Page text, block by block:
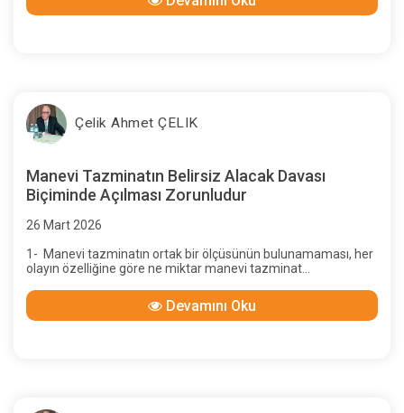
Çelik Ahmet ÇELIK
Manevi Tazminatın Belirsiz Alacak Davası
Biçiminde Açılması Zorunludur
26 Mart 2026
1- Manevi tazminatın ortak bir ölçüsünün bulunamaması, her
olayın özelliğine göre ne miktar manevi tazminat
olursa olsun,
Devamını Oku